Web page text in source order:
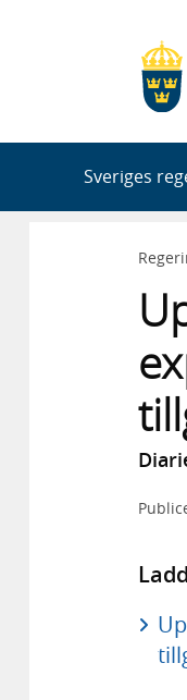
Sveriges